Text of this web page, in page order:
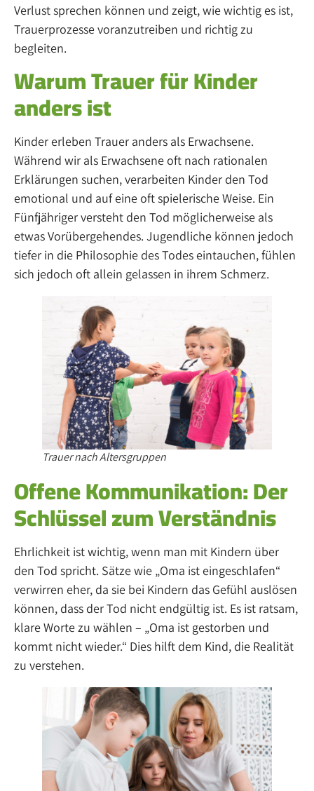
Verlust sprechen können und zeigt, wie wichtig es ist,
Trauerprozesse voranzutreiben und richtig zu
begleiten.
Warum Trauer für Kinder
anders ist
Kinder erleben Trauer anders als Erwachsene.
Während wir als Erwachsene oft nach rationalen
Erklärungen suchen, verarbeiten Kinder den Tod
emotional und auf eine oft spielerische Weise. Ein
Fünfjähriger versteht den Tod möglicherweise als
etwas Vorübergehendes. Jugendliche können jedoch
tiefer in die Philosophie des Todes eintauchen, fühlen
sich jedoch oft allein gelassen in ihrem Schmerz.
Trauer nach Altersgruppen
Offene Kommunikation: Der
Schlüssel zum Verständnis
Ehrlichkeit ist wichtig, wenn man mit Kindern über
den Tod spricht. Sätze wie „Oma ist eingeschlafen“
verwirren eher, da sie bei Kindern das Gefühl auslösen
können, dass der Tod nicht endgültig ist. Es ist ratsam,
klare Worte zu wählen – „Oma ist gestorben und
kommt nicht wieder.“ Dies hilft dem Kind, die Realität
zu verstehen.